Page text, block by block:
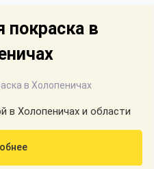
покраска в
в Холопеничах и области